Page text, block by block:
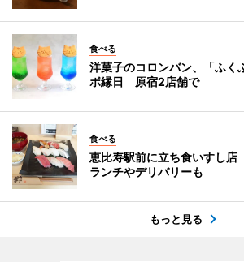
食べる
洋菓子のコロンバン、「ふく
ボ縁日 原宿2店舗で
食べる
恵比寿駅前に立ち食いすし
ランチやデリバリーも
もっと見る